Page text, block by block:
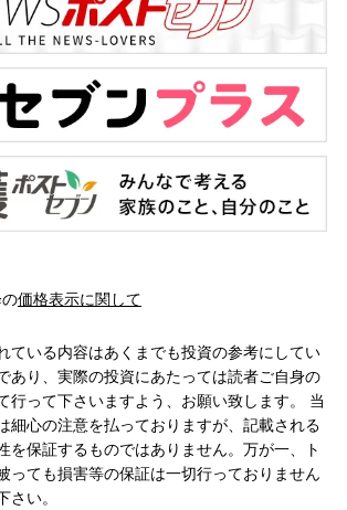
価格表示に関して
ている内容はあくまでも投資の参考にしてい
あり、実際の投資にあたっては読者ご自身の
行って下さいますよう、お願い致します。 当
細心の注意を払っておりますが、記載される
を保証するものではありません。万が一、ト
っても損害等の保証は一切行っておりません
さい。